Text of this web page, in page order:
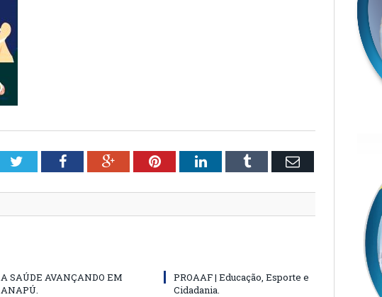
TwitterFacebookGoogle+PinterestLinkedInTumblr Email
A SAÚDE AVANÇANDO EM
ANAPÚ.
PROAAF | Educação, Esporte e
Cidadania.